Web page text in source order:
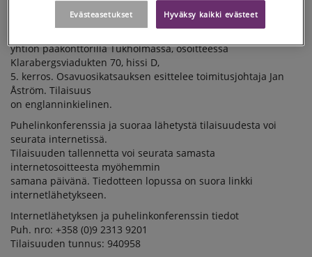
(webcast) järjestetään julkistamispäivänä 13.2.2014 klo. 15.00
yhtiön pääkonttorilla Tukholmassa, osoitteessa
Klarabergsviadukten 70, hissi D,
5. kerros. Osavuosikatsauksen esittelee toimitusjohtaja Jan
Åström. Tilaisuus
on englanninkielinen.
Puhelinkonferenssia ja suoraa lähetystä tilaisuudesta voi
seurata internetissä.
Tilaisuuden tallennetta voi seurata samasta
internetosoitteesta myöhemmin
samana päivänä. Tiedotteen lopussa on suora linkki
internetlähetykseen.
Internetlähetyksen ja puhelinkonferenssin tiedot
Puh. nro: +358 (0)9 2313 9201
Tilaisuuden tunnus: 940958
Hyväksy kaikki evästeet
Evästeasetukset